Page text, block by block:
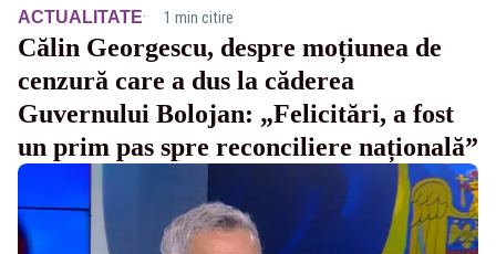
ACTUALITATE· 1 min citire
Călin Georgescu, despre moțiunea de
cenzură care a dus la căderea
Guvernului Bolojan: „Felicitări, a fost
un prim pas spre reconciliere națională”